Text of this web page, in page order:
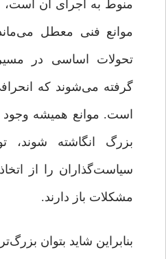
منوط به اجرای آن است،
موانع فنی معطل
تحولات اساسی در
گرفته می‌شوند که
است. موانع همیشه وجود
بزرگ انگاشته شوند،
سیاست‌گذاران را از
مشکلات باز دارند.
بنابراین شاید بتوان